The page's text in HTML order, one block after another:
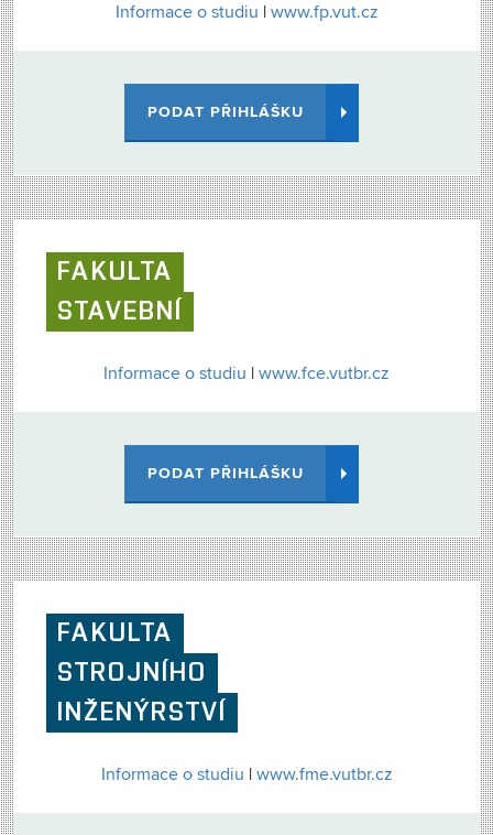
Informace o studiu www.fp.vut.cz
PODAT PŘIHLÁŠKU
FAKULTA
STAVEBNÍ
Informace o studiu www.fce.vutbr.cz
PODAT PŘIHLÁŠKU
FAKULTA
STROJNÍHO
INŽENÝRSTVÍ
Informace o studiu www.fme.vutbr.cz